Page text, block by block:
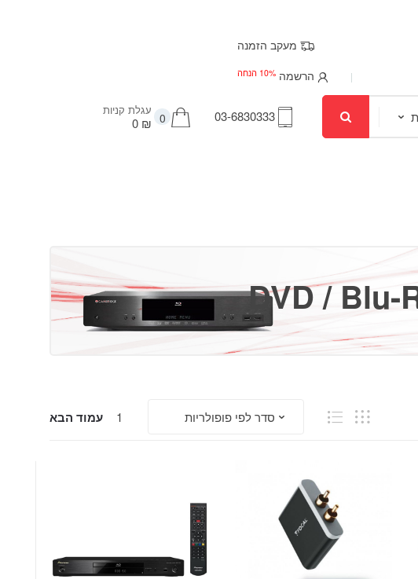
מעקב הזמנה
הרשמה 10% הנחה
03-6830333
0
עגלת קניות
₪ 0
1 עמוד הבא